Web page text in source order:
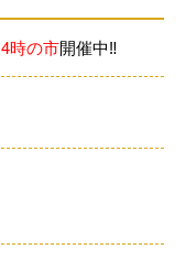
4時の市開催中‼